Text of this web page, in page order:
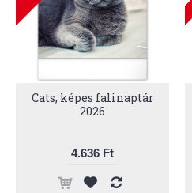
Cats, képes falinaptár
2026
4.636 Ft